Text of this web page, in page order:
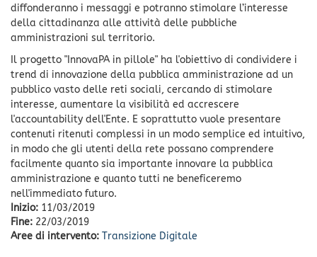
diffonderanno i messaggi e potranno stimolare l’interesse
della cittadinanza alle attività delle pubbliche
amministrazioni sul territorio.
Il progetto "InnovaPA in pillole" ha l'obiettivo di condividere i
trend di innovazione della pubblica amministrazione ad un
pubblico vasto delle reti sociali, cercando di stimolare
interesse, aumentare la visibilità ed accrescere
l'accountability dell'Ente. E soprattutto vuole presentare
contenuti ritenuti complessi in un modo semplice ed intuitivo,
in modo che gli utenti della rete possano comprendere
facilmente quanto sia importante innovare la pubblica
amministrazione e quanto tutti ne beneficeremo
nell'immediato futuro.
Inizio: 11/03/2019
Fine: 22/03/2019
Aree di intervento: Transizione Digitale